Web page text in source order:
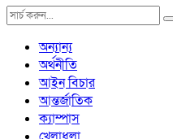
অন্যান্য
অর্থনীতি
আইন বিচার
আন্তর্জাতিক
ক্যাম্পাস